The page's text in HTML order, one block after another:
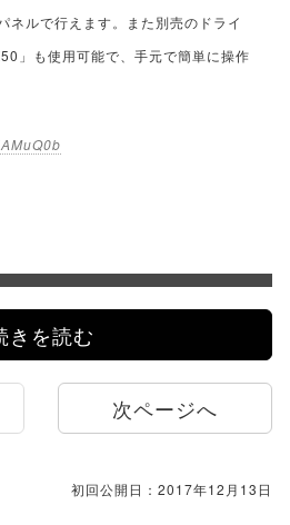
ネルで行えます。また別売のドライ
」も使用可能で、手元で簡単に操作
きを読む
次ページへ
初回公開日：2017年12月13日